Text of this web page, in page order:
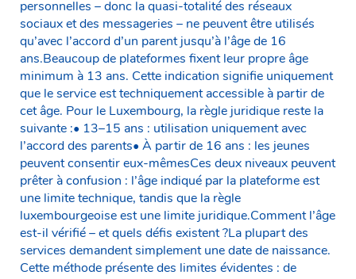
personnelles – donc la quasi-totalité des réseaux
sociaux et des messageries – ne peuvent être utilisés
qu’avec l’accord d’un parent jusqu’à l’âge de 16
ans.Beaucoup de plateformes fixent leur propre âge
minimum à 13 ans. Cette indication signifie uniquement
que le service est techniquement accessible à partir de
cet âge. Pour le Luxembourg, la règle juridique reste la
suivante :• 13–15 ans : utilisation uniquement avec
l’accord des parents• À partir de 16 ans : les jeunes
peuvent consentir eux-mêmesCes deux niveaux peuvent
prêter à confusion : l’âge indiqué par la plateforme est
une limite technique, tandis que la règle
luxembourgeoise est une limite juridique.Comment l’âge
est-il vérifié – et quels défis existent ?La plupart des
services demandent simplement une date de naissance.
Cette méthode présente des limites évidentes : de